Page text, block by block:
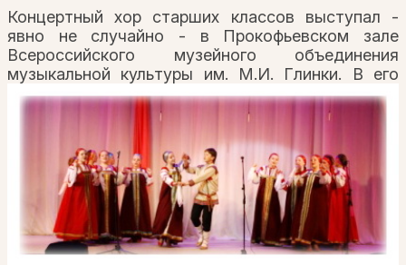
Концертный хор старших классов выступал -
явно не случайно - в Прокофьевском зале
Всероссийского музейного объединения
музыкальной культуры им. М.И. Глинки. В его